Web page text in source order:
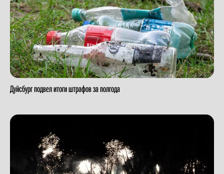
Дуйсбург подвел итоги штрафов за полгода